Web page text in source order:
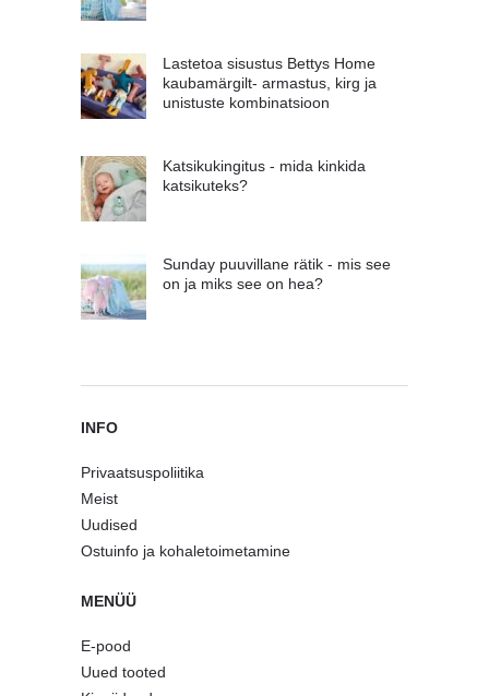
Lastetoa sisustus Bettys Home
kaubamärgilt- armastus, kirg ja
unistuste kombinatsioon
Katsikukingitus - mida kinkida
katsikuteks?
Sunday puuvillane rätik - mis see
on ja miks see on hea?
INFO
Privaatsuspoliitika
Meist
Uudised
Ostuinfo ja kohaletoimetamine
MENÜÜ
E-pood
Uued tooted